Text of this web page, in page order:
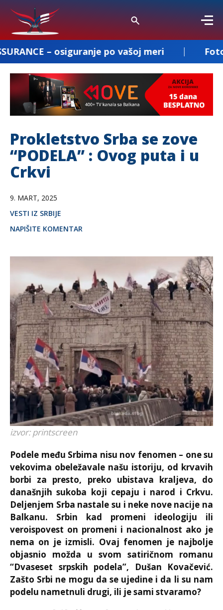
po vašoj meri Fotografisanje i
Prokletstvo Srba se zove
“PODELA” : Ovog puta i u
Crkvi
9. MART, 2025
VESTI IZ SRBIJE
NAPIŠITE KOMENTAR
izvor: printscreen
Podele među Srbima nisu nov fenomen – one su
vekovima obeležavale našu istoriju, od krvavih
borbi za presto, preko ubistava kraljeva, do
današnjih sukoba koji cepaju i narod i Crkvu.
Deljenjem Srba nastale su i neke nove nacije na
Balkanu. Srbin kad promeni ideologiju ili
veroispovest on promeni i nacionalnost ako je
nema on je izmisli. Ovaj fenomen je najbolje
objasnio možda u svom satiričnom romanu
“Dvaseset srpskih podela”, Dušan Kovačević.
Zašto Srbi ne mogu da se ujedine i da li su nam
podelu nametnuli drugi, ili je sami stvaramo?